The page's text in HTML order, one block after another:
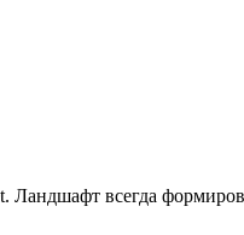
. Ландшафт всегда